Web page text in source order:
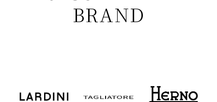
BRAND